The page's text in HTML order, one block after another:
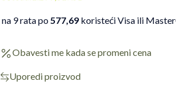
na 9 rata po577,69 koristeći Visa ili
Obavesti me kada se promeni cena
Uporedi proizvod